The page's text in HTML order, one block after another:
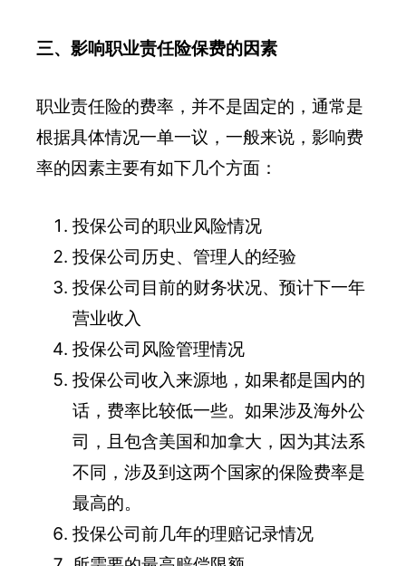
三、影响职业责任险保费的因素
职业责任险的费率，并不是固定的，通常是
根据具体情况一单一议，一般来说，影响费
率的因素主要有如下几个方面：
投保公司的职业风险情况
投保公司历史、管理人的经验
投保公司目前的财务状况、预计下一年
营业收入
投保公司风险管理情况
投保公司收入来源地，如果都是国内的
话，费率比较低一些。如果涉及海外公
司，且包含美国和加拿大，因为其法系
不同，涉及到这两个国家的保险费率是
最高的。
投保公司前几年的理赔记录情况